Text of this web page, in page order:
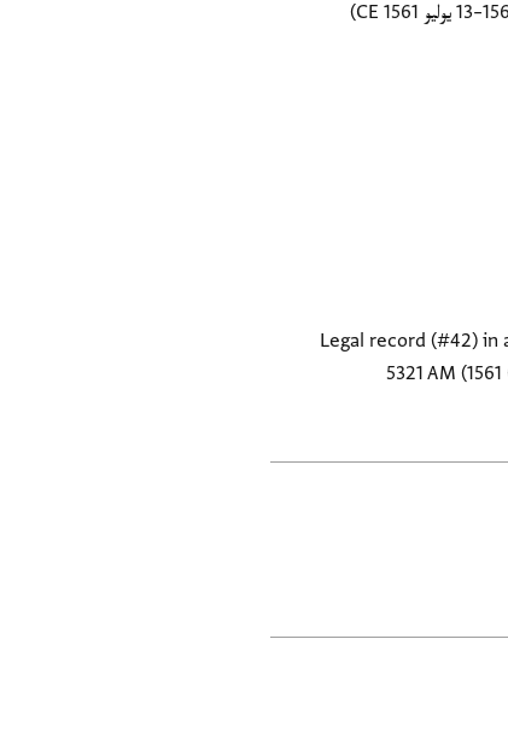
Legal record (#42) in
5321 AM